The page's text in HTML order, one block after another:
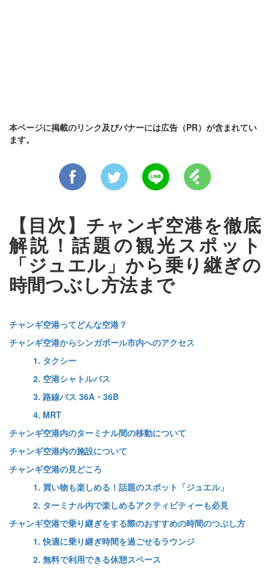
本ページに掲載のリンク及びバナーには広告（PR）が含まれてい
ます。
【目次】チャンギ空港を徹底
解説！話題の観光スポット
「ジュエル」から乗り継ぎの
時間つぶし方法まで
チャンギ空港ってどんな空港？
チャンギ空港からシンガポール市内へのアクセス
1. タクシー
2. 空港シャトルバス
3. 路線バス 36A・36B
4. MRT
チャンギ空港内のターミナル間の移動について
チャンギ空港内の施設について
チャンギ空港の見どころ
1. 買い物も楽しめる！話題のスポット「ジュエル」
2. ターミナル内で楽しめるアクティビティーも必見
チャンギ空港で乗り継ぎをする際のおすすめの時間のつぶし方
1. 快適に乗り継ぎ時間を過ごせるラウンジ
2. 無料で利用できる休憩スペース